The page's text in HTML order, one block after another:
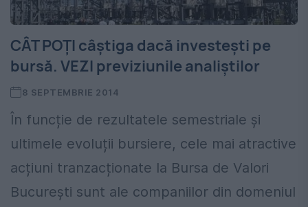
CÂT POȚI câștiga dacă investești pe
bursă. VEZI previziunile analiștilor
8 SEPTEMBRIE 2014
În funcție de rezultatele semestriale și
ultimele evoluții bursiere, cele mai atractive
acțiuni tranzacționate la Bursa de Valori
București sunt ale companiilor din domeniul